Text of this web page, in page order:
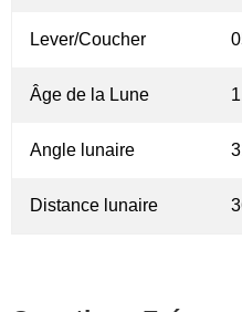
Lever/Coucher
Âge de la Lune
Angle lunaire
Distance lunaire